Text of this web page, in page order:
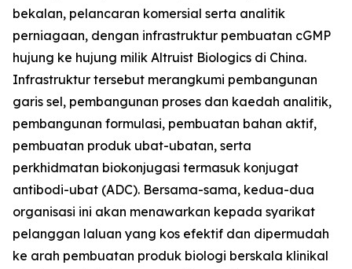
bekalan, pelancaran komersial serta analitik
perniagaan, dengan infrastruktur pembuatan cGMP
hujung ke hujung milik Altruist Biologics di China.
Infrastruktur tersebut merangkumi pembangunan
garis sel, pembangunan proses dan kaedah analitik,
pembangunan formulasi, pembuatan bahan aktif,
pembuatan produk ubat-ubatan, serta
perkhidmatan biokonjugasi termasuk konjugat
antibodi-ubat (ADC). Bersama-sama, kedua-dua
organisasi ini akan menawarkan kepada syarikat
pelanggan laluan yang kos efektif dan dipermudah
ke arah pembuatan produk biologi berskala klinikal